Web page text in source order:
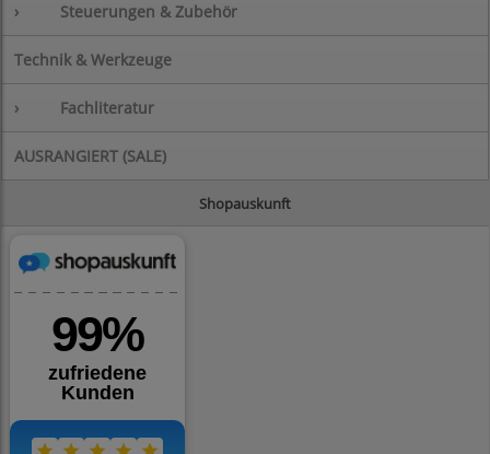
› Steuerungen & Zubehör
Technik & Werkzeuge
› Fachliteratur
AUSRANGIERT (SALE)
Shopauskunft